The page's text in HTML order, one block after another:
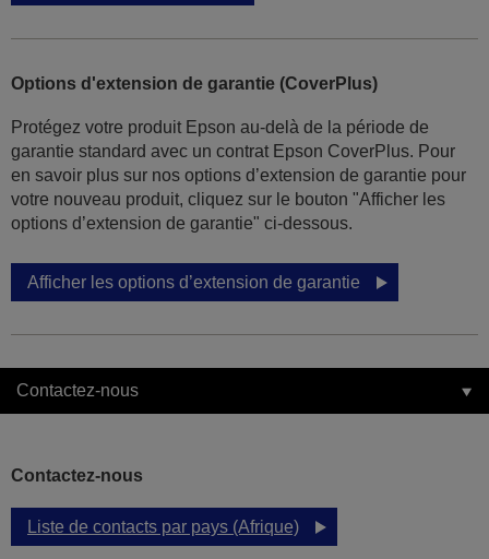
Options d'extension de garantie (CoverPlus)
Protégez votre produit Epson au-delà de la période de
garantie standard avec un contrat Epson CoverPlus. Pour
en savoir plus sur nos options d’extension de garantie pour
votre nouveau produit, cliquez sur le bouton "Afficher les
options d’extension de garantie" ci-dessous.
Afficher les options d’extension de garantie
Contactez-nous
Contactez-nous
Liste de contacts par pays (Afrique)